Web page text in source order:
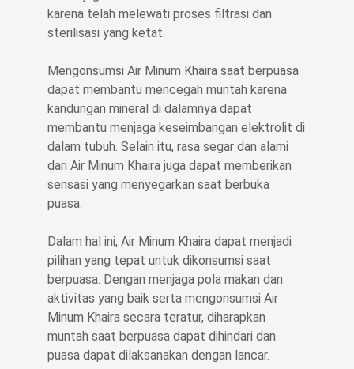
karena telah melewati proses filtrasi dan
sterilisasi yang ketat.
Mengonsumsi Air Minum Khaira saat berpuasa
dapat membantu mencegah muntah karena
kandungan mineral di dalamnya dapat
membantu menjaga keseimbangan elektrolit di
dalam tubuh. Selain itu, rasa segar dan alami
dari Air Minum Khaira juga dapat memberikan
sensasi yang menyegarkan saat berbuka
puasa.
Dalam hal ini, Air Minum Khaira dapat menjadi
pilihan yang tepat untuk dikonsumsi saat
berpuasa. Dengan menjaga pola makan dan
aktivitas yang baik serta mengonsumsi Air
Minum Khaira secara teratur, diharapkan
muntah saat berpuasa dapat dihindari dan
puasa dapat dilaksanakan dengan lancar.